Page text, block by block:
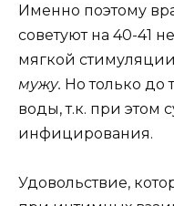
Именно поэтому
советуют на 40-41
мягкой
мужу. Но только до
воды, т.к. при этом
инфицирования.
Удовольствие,